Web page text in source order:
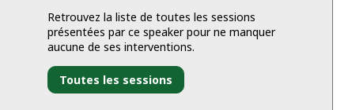
Retrouvez la liste de toutes les sessions
présentées par ce speaker pour ne manquer
aucune de ses interventions.
Toutes les sessions